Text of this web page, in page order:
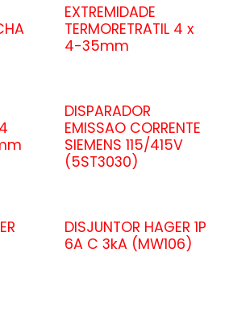
EXTREMIDADE
TERMORETRATIL 4 x
4-35mm
DISPARADOR
EMISSAO CORRENTE
SIEMENS 115/415V
(5ST3030)
DISJUNTOR HAGER 1P
6A C 3kA (MW106)